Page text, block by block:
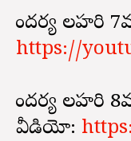
సౌందర్య లహరి
https://
సౌందర్య లహరి
వీడియో: